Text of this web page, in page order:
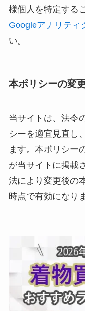
様個人を特定する
Googleアナリティ
い。
本ポリシーの変
当サイトは、法令
シーを適宜見直し
ます。本ポリシー
が当サイトに掲載
法により変更後の
時点で有効になり